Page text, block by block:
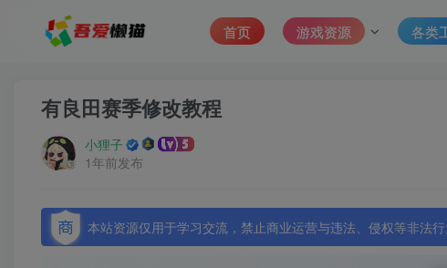
首页 游戏资源 各类
有良田赛季修改教程
小狸子
1年前发布
本站资源仅用于学习交流，禁止商业运营与违法、侵权等非法